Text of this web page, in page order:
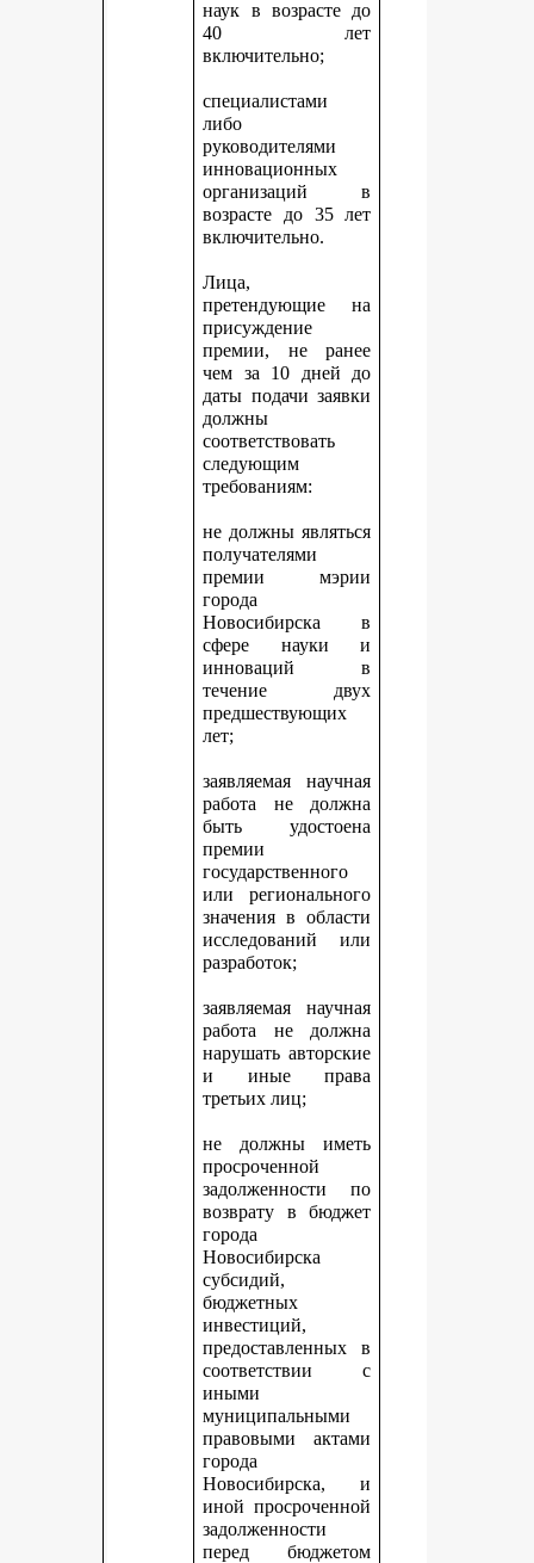
наук в возрасте до
40 лет
включительно;
специалистами
либо
руководителями
инновационных
организаций в
возрасте до 35 лет
включительно.
Лица,
претендующие на
присуждение
премии, не ранее
чем за 10 дней до
даты подачи заявки
должны
соответствовать
следующим
требованиям:
не должны являться
получателями
премии мэрии
города
Новосибирска в
сфере науки и
инноваций в
течение двух
предшествующих
лет;
заявляемая научная
работа не должна
быть удостоена
премии
государственного
или регионального
значения в области
исследований или
разработок;
заявляемая научная
работа не должна
нарушать авторские
и иные права
третьих лиц;
не должны иметь
просроченной
задолженности по
возврату в бюджет
города
Новосибирска
субсидий,
бюджетных
инвестиций,
предоставленных в
соответствии с
иными
муниципальными
правовыми актами
города
Новосибирска, и
иной просроченной
задолженности
перед бюджетом